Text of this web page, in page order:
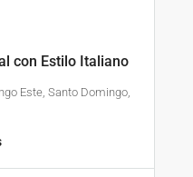
con Estilo Italiano
Este, Santo Domingo,